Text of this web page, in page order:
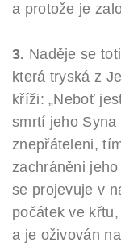
a protože je
3. Naděje se
která tryská z
kříži: „Neboť
smrtí jeho
znepřáteleni,
zachráněni jeho
se projevuje v
počátek ve
a je oživován